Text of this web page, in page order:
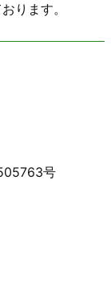
ります。
号